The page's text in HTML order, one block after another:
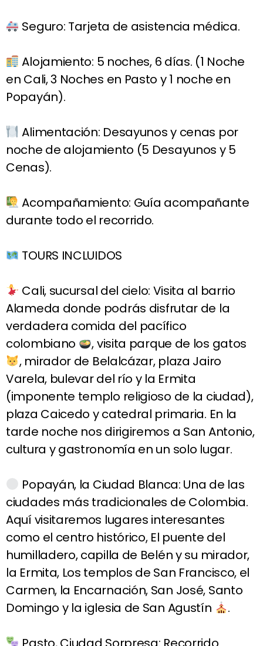
Seguro: Tarjeta de asistencia médica.
Alojamiento: 5 noches, 6 días. (1 Noche
en Cali, 3 Noches en Pasto y 1 noche en
Popayán).
Alimentación: Desayunos y cenas por
noche de alojamiento (5 Desayunos y 5
Cenas).
Acompañamiento: Guía acompañante
durante todo el recorrido.
TOURS INCLUIDOS
Cali, sucursal del cielo: Visita al barrio
Alameda donde podrás disfrutar de la
verdadera comida del pacífico
colombiano
, visita parque de los gatos
, mirador de Belalcázar, plaza Jairo
Varela, bulevar del río y la Ermita
(imponente templo religioso de la ciudad),
plaza Caicedo y catedral primaria. En la
tarde noche nos dirigiremos a San Antonio,
cultura y gastronomía en un solo lugar.
Popayán, la Ciudad Blanca: Una de las
ciudades más tradicionales de Colombia.
Aquí visitaremos lugares interesantes
como el centro histórico, El puente del
humilladero, capilla de Belén y su mirador,
la Ermita, Los templos de San Francisco, el
Carmen, la Encarnación, San José, Santo
Domingo y la iglesia de San Agustín
.